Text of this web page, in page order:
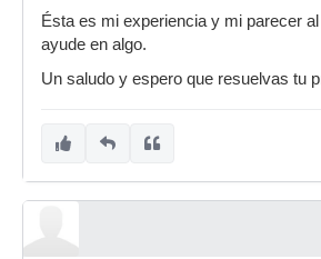
Ésta es mi experiencia y mi parecer
ayude en algo.
Un saludo y espero que resuelvas tu